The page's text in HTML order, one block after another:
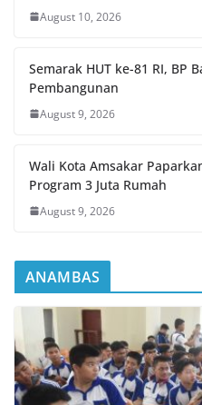
August 10, 2026
Semarak HUT ke-81 RI, BP
Pembangunan
August 9, 2026
Wali Kota Amsakar
Program 3 Juta Rumah
August 9, 2026
ANAMBAS